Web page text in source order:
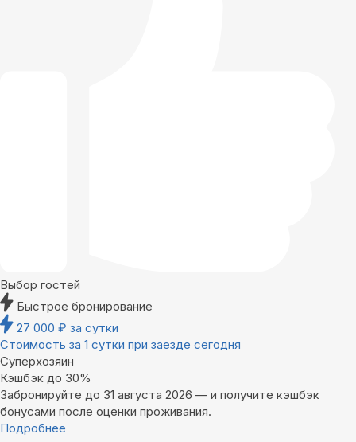
Выбор гостей
Быстрое бронирование
27 000 ₽ за сутки
Стоимость за 1 сутки при заезде сегодня
Суперхозяин
Кэшбэк до 30%
Забронируйте до 31 августа 2026 — и получите кэшбэк
бонусами после оценки проживания.
Подробнее